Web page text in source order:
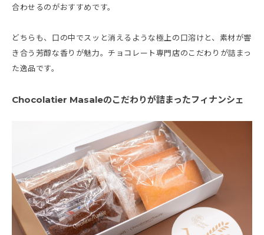
合わせるのがおすすめです。
どちらも、口の中でスッと消えるような極上の口溶けと、素材が響
き合う芳醇な香りが魅力。チョコレート専門店のこだわりが詰まっ
た逸品です。
Chocolatier Masaleのこだわりが詰まったフィナンシェ